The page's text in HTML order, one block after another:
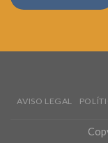
AVISO LEGAL